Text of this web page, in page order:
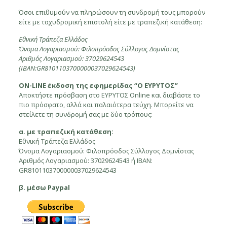
Όσοι επιθυμούν να πληρώσουν τη συνδρομή τους μπορούν
είτε με ταχυδρομική επιστολή είτε με τραπεζική κατάθεση:
Εθνική Τράπεζα Ελλάδος
Όνομα Λογαριασμού: Φιλοπρόοδος Σύλλογος Δομνίστας
Αριθμός Λογαριασμού: 37029624543
(IBAN:GR8101103700000037029624543)
ON-LINE έκδοση της εφημερίδας “Ο ΕΥΡΥΤΟΣ”
Αποκτήστε πρόσβαση στο ΕΥΡΥΤΟΣ Online και διαβάστε το
πιο πρόσφατο, αλλά και παλαιότερα τεύχη. Μπορείτε να
στείλετε τη συνδρομή σας με δύο τρόπους:
α. με τραπεζική κατάθεση:
Εθνική Τράπεζα Ελλάδος
Όνομα Λογαριασμού: Φιλοπρόοδος Σύλλογος Δομνίστας
Αριθμός Λογαριασμού: 37029624543 ή IBAN:
GR8101103700000037029624543
β. μέσω Paypal